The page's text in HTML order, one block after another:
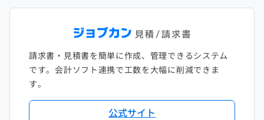
請求書・見積書を簡単に作成、管理できるシステム
です。会計ソフト連携で工数を大幅に削減できま
す。
公式サイト